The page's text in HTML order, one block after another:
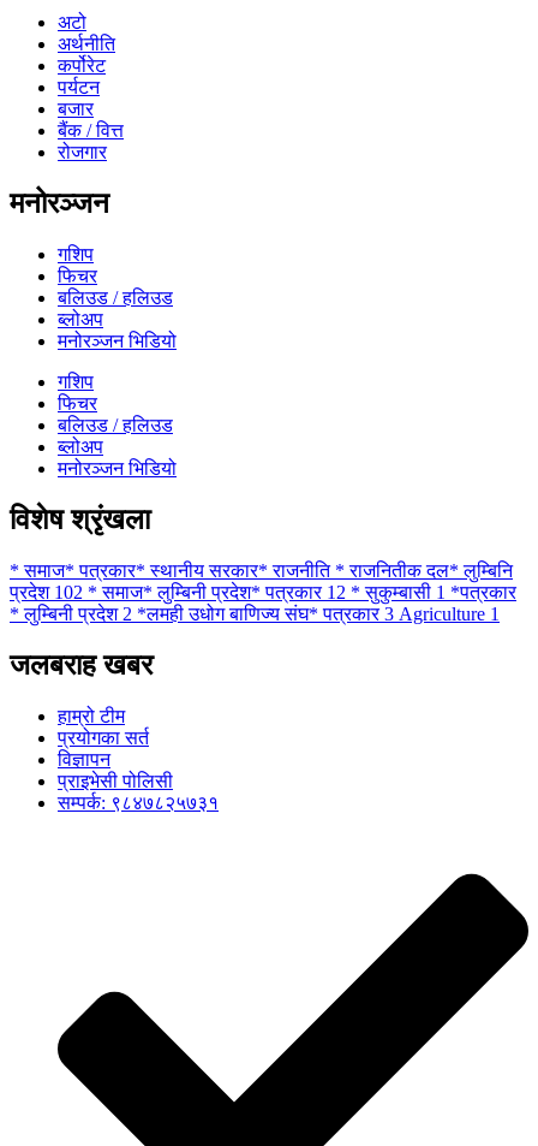
अटो
अर्थनीति
कर्पोरेट
पर्यटन
बजार
बैंक / वित्त
रोजगार
मनोरञ्जन
गशिप
फिचर
बलिउड / हलिउड
ब्लोअप
मनोरञ्जन भिडियो
गशिप
फिचर
बलिउड / हलिउड
ब्लोअप
मनोरञ्जन भिडियो
विशेष श्रृंखला
* समाज* पत्रकार* स्थानीय सरकार* राजनीति * राजनितीक दल* लुम्बिनि
प्रदेश 102 * समाज* लुम्बिनी प्रदेश* पत्रकार 12 * सुकुम्बासी 1 *पत्रकार
* लुम्बिनी प्रदेश 2 *लमही उधोग बाणिज्य संघ* पत्रकार 3 Agriculture 1
जलबराह खबर
हाम्रो टीम
प्रयोगका सर्त
विज्ञापन
प्राइभेसी पोलिसी
सम्पर्क: ९८४७८२५७३१